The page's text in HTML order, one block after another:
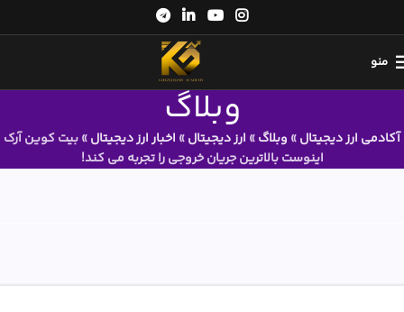
منو
وبلاگ
آکادمی ارز دیجیتال» وبلاگ» ارز دیجیتال» اخبار ارز دیجیتال»بیت کوین آرک
اینوست بالاترین جریان خروجی را تجربه می کند!